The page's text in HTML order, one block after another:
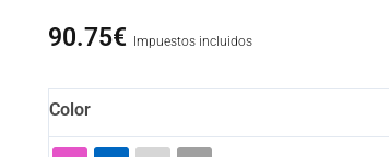
90.75€ Impuestos incluidos
Color
Máquina